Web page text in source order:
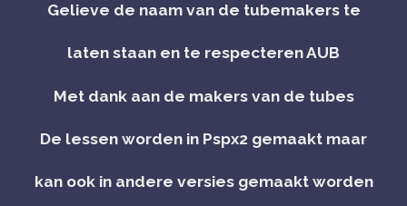
Gelieve de naam van de tubemakers te
laten staan en te respecteren AUB
Met dank aan de makers van de tubes
De lessen worden in Pspx2 gemaakt maar
kan ook in andere versies gemaakt worden